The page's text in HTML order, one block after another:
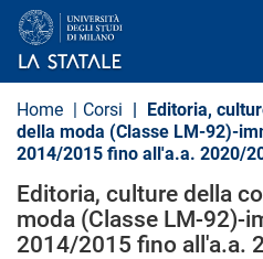
a
Home Corsi
Editoria,
della moda (Classe LM-92)-
2014/2015 fino all'a.a. 2020/
Editoria, culture della
moda (Classe LM-92)-
2014/2015 fino all'a.a.